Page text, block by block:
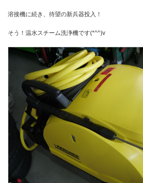
溶接機に続き、待望の新兵器投入！
そう！温水スチーム洗浄機です(*^^)v